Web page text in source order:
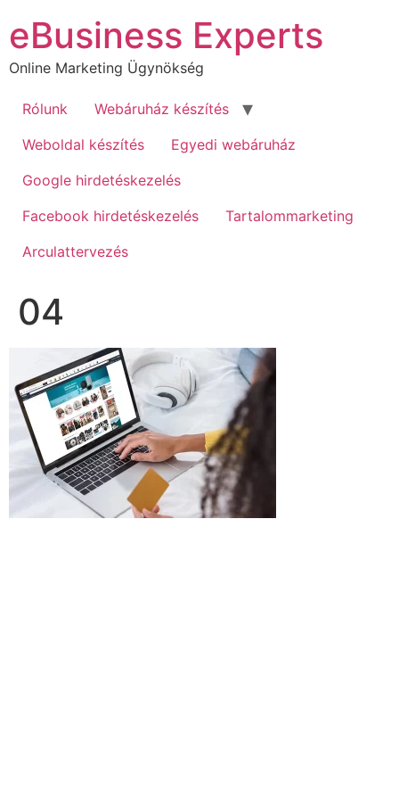
tartalomhoz
eBusiness Experts
Online Marketing Ügynökség
Rólunk
Webáruház készítés
Weboldal készítés
Egyedi webáruház
Google hirdetéskezelés
Facebook hirdetéskezelés
Tartalommarketing
Arculattervezés
04